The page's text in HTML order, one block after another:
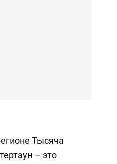
Тысяча
– это